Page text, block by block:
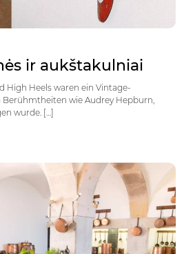
ir aukštakulniai
High Heels waren ein Vintage-
wie Audrey Hepburn,
wurde. […]